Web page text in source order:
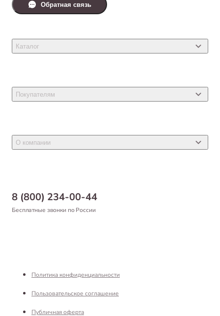
8 (800) 234-00-44
Бесплатные звонки по России
Каталог
Товары для собак
Товары для птиц
Покупателям
Новости
Самовывоз
Оформление заказа
О компании
Благотворительный фонд
Реквизиты
Обратная связь
Политика конфиденциальности
Пользовательское соглашение
Публичная оферта